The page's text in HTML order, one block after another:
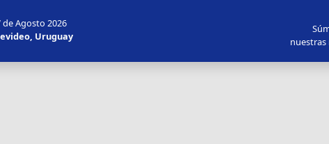
de Agosto 2026
Uruguay
nuestras